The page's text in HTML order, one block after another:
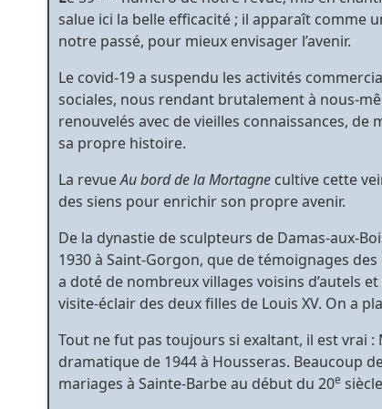
salue ici la belle efficacité ; il apparaît comme
notre passé, pour mieux envisager l’avenir.
Le covid-19 a suspendu les activités
sociales, nous rendant brutalement à nous-
renouvelés avec de vieilles connaissances,
sa propre histoire.
La revueAu bord de la Mortagne cultive cette
des siens pour enrichir son propre avenir.
De la dynastie de sculpteurs de Damas-aux-
1930 à Saint-Gorgon, que de témoignages
a doté de nombreux villages voisins d’autels
visite-éclair des deux filles de Louis XV. On a
Tout ne fut pas toujours si exaltant, il est vrai :
dramatique de 1944 à Housseras. Beaucoup
mariages à Sainte-Barbe au début du 20e